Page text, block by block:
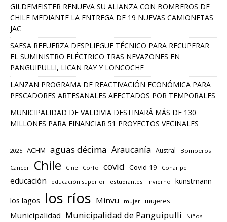
GILDEMEISTER RENUEVA SU ALIANZA CON BOMBEROS DE
CHILE MEDIANTE LA ENTREGA DE 19 NUEVAS CAMIONETAS
JAC
SAESA REFUERZA DESPLIEGUE TÉCNICO PARA RECUPERAR
EL SUMINISTRO ELÉCTRICO TRAS NEVAZONES EN
PANGUIPULLI, LICAN RAY Y LONCOCHE
LANZAN PROGRAMA DE REACTIVACIÓN ECONÓMICA PARA
PESCADORES ARTESANALES AFECTADOS POR TEMPORALES
MUNICIPALIDAD DE VALDIVIA DESTINARÁ MÁS DE 130
MILLONES PARA FINANCIAR 51 PROYECTOS VECINALES
2025 ACHM aguas décima Araucanía Austral Bomberos
Cancer Chile Cine Corfo covid Covid-19 Coñaripe
educación educación superior estudiantes invierno kunstmann
los lagos los ríos Minvu mujer mujeres
Municipalidad Municipalidad de Panguipulli Niños